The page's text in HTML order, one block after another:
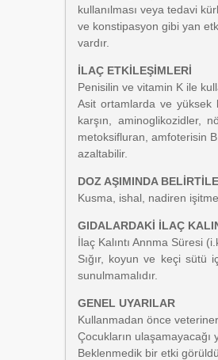
kullanılması veya tedavi
ve konstipasyon gibi yan
vardır.
İLAÇ ETKİLEŞİMLERİ
Penisilin ve vitamin K ile
Asit ortamlarda ve yüksek
karşın, aminoglikozidler,
metoksifluran, amfoterisin
azaltabilir.
DOZ AŞIMINDA
Kusma, ishal, nadiren
GIDALARDAKİ İLAÇ
İlaç Kalıntı Annma Süresi
Sığır, koyun ve keçi sütü
sunulmamalıdır.
GENEL UYARILAR
Kullanmadan önce veteriner
Çocukların ulaşamayacağı
Beklenmedik bir etki